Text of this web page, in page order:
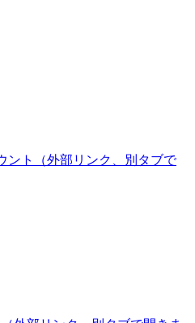
ント
（外部リンク、別タブで